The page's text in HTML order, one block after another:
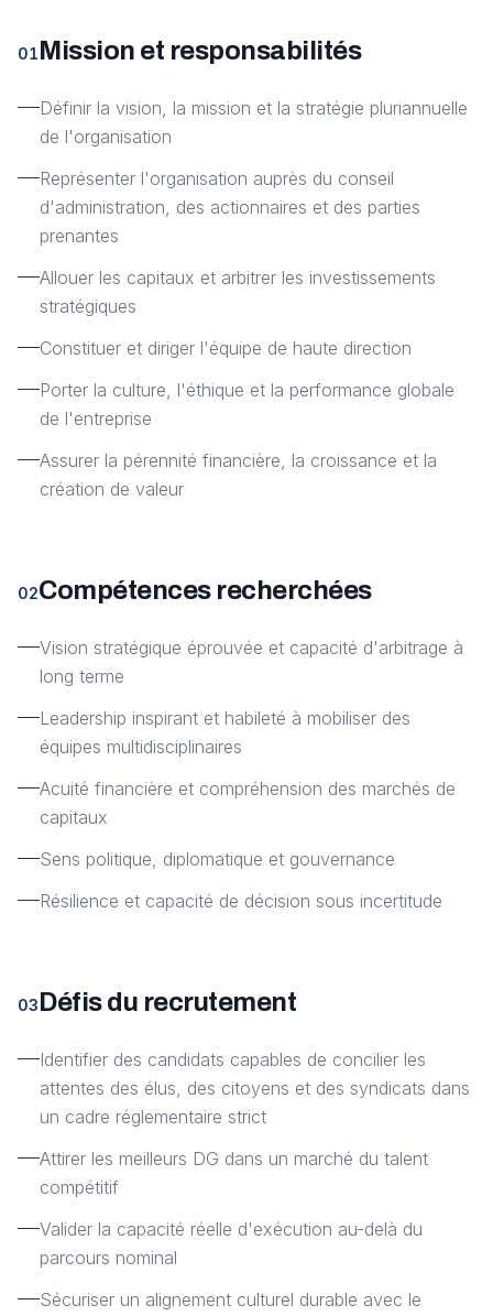
01Mission et responsabilités
Définir la vision, la mission et la stratégie pluriannuelle
de l'organisation
Représenter l'organisation auprès du conseil
d'administration, des actionnaires et des parties
prenantes
Allouer les capitaux et arbitrer les investissements
stratégiques
Constituer et diriger l'équipe de haute direction
Porter la culture, l'éthique et la performance globale
de l'entreprise
Assurer la pérennité financière, la croissance et la
création de valeur
02Compétences recherchées
Vision stratégique éprouvée et capacité d'arbitrage à
long terme
Leadership inspirant et habileté à mobiliser des
équipes multidisciplinaires
Acuité financière et compréhension des marchés de
capitaux
Sens politique, diplomatique et gouvernance
Résilience et capacité de décision sous incertitude
03Défis du recrutement
Identifier des candidats capables de concilier les
attentes des élus, des citoyens et des syndicats dans
un cadre réglementaire strict
Attirer les meilleurs DG dans un marché du talent
compétitif
Valider la capacité réelle d'exécution au-delà du
parcours nominal
Sécuriser un alignement culturel durable avec le